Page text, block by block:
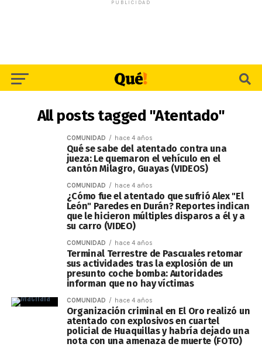
PUBLICIDAD
All posts tagged "Atentado"
COMUNIDAD hace 4 años
Qué se sabe del atentado contra una
jueza: Le quemaron el vehículo en el
cantón Milagro, Guayas (VIDEOS)
COMUNIDAD hace 4 años
¿Cómo fue el atentado que sufrió Alex "El
León" Paredes en Durán? Reportes indican
que le hicieron múltiples disparos a él y a
su carro (VIDEO)
COMUNIDAD hace 4 años
Terminal Terrestre de Pascuales retomar
sus actividades tras la explosión de un
presunto coche bomba: Autoridades
informan que no hay víctimas
COMUNIDAD hace 4 años
Organización criminal en El Oro realizó un
atentado con explosivos en cuartel
policial de Huaquillas y habría dejado una
nota con una amenaza de muerte (FOTO)